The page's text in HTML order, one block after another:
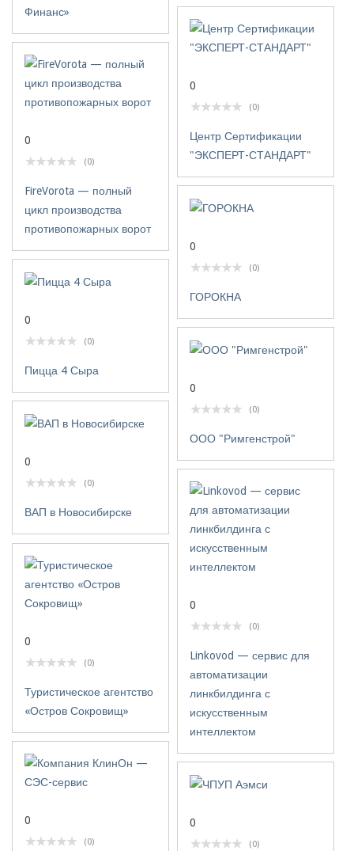
Финанс»
0
(0)
Центр Сертификации
"ЭКСПЕРТ-СТАНДАРТ"
0
(0)
FireVorota — полный
цикл производства
противопожарных ворот
0
(0)
ГОРОКНА
0
(0)
Пицца 4 Сыра
0
(0)
ООО "Римгенстрой"
0
(0)
ВАП в Новосибирске
0
(0)
Linkovod — сервис для
автоматизации
линкбилдинга с
искусственным
интеллектом
0
(0)
Туристическое агентство
«Остров Сокровищ»
0
(0)
0
(0)